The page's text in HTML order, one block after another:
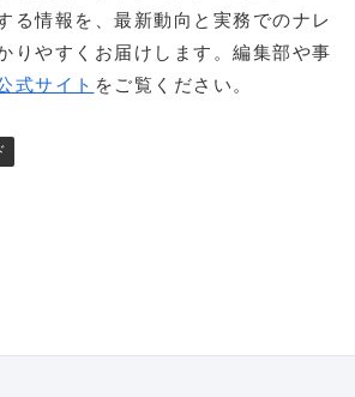
る情報を、最新動向と実務でのナレ
りやすくお届けします。編集部や事
式サイト をご覧ください。